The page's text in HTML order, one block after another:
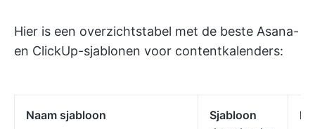
Hier is een overzichtstabel met de beste Asana-
en ClickUp-sjablonen voor contentkalenders:
Naam sjabloon
Sjabloon